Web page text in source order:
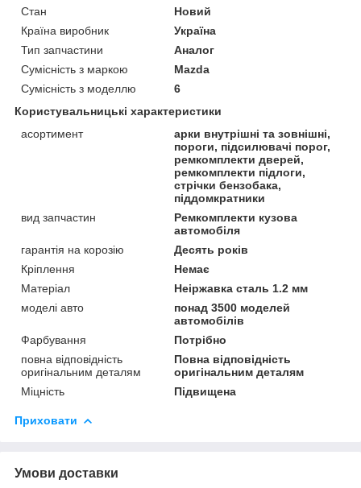
Стан
Новий
Країна виробник
Україна
Тип запчастини
Аналог
Сумісність з маркою
Mazda
Сумісність з моделлю
6
Користувальницькі характеристики
асортимент
арки внутрішні та зовнішні,
пороги, підсилювачі порог,
ремкомплекти дверей,
ремкомплекти підлоги,
стрічки бензобака,
піддомкратники
вид запчастин
Ремкомплекти кузова
автомобіля
гарантія на корозію
Десять років
Кріплення
Немає
Матеріал
Неіржавка сталь 1.2 мм
моделі авто
понад 3500 моделей
автомобілів
Фарбування
Потрібно
повна відповідність
оригінальним деталям
Повна відповідність
оригінальним деталям
Міцність
Підвищена
Приховати
Умови доставки